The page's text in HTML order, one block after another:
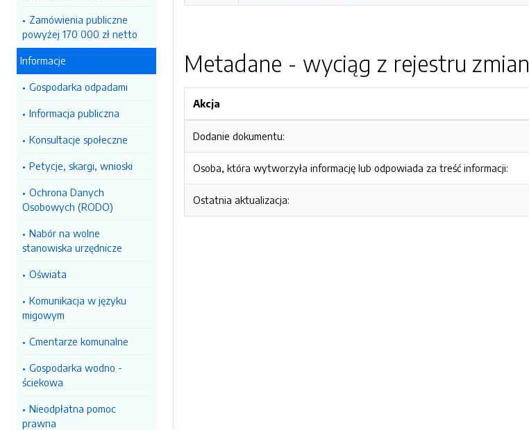
Zamówienia publiczne
powyżej 170 000 zł netto
Informacje
Gospodarka odpadami
Informacja publiczna
Konsultacje społeczne
Petycje, skargi, wnioski
Ochrona Danych
Osobowych (RODO)
Nabór na wolne
stanowiska urzędnicze
Oświata
Komunikacja w języku
migowym
Cmentarze komunalne
Gospodarka wodno -
ściekowa
Nieodpłatna pomoc
prawna
Metadane - wyciąg z rejestru zmian
Akcja
Dodanie dokumentu:
Osoba, która wytworzyła informację lub odpowiada za treść informacji:
Ostatnia aktualizacja: